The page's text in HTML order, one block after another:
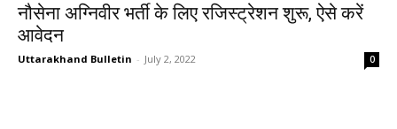
नौसेना अग्निवीर भर्ती के लिए रजिस्ट्रेशन शुरू, ऐसे करें
आवेदन
Uttarakhand Bulletin - July 2, 2022 0